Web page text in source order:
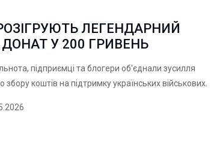
ЛЕГЕНДАРНИЙ
ДОНАТ У 200 ГРИВЕНЬ
підприємці та блогери об'єднали зусилля
коштів на підтримку українських військових.